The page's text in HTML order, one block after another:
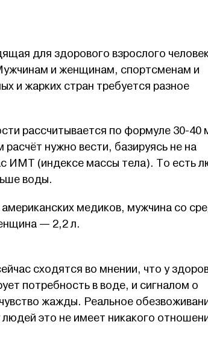
для здорового взрослого
и женщинам, спортсменам и
и жарких стран требуется разное
рассчитывается по формуле 30-40
нужно вести, базируясь не на
ИМТ (индексе массы тела). То есть
воды.
медиков, мужчина со
— 2,2 л.
сходятся во мнении, что у
потребность в воде, и сигналом о
жажды. Реальное
это не имеет никакого